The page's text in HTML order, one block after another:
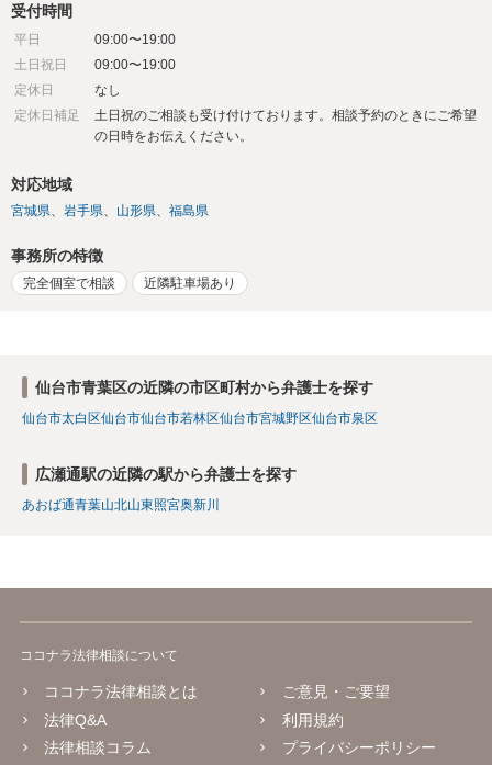
受付時間
平日
09:00〜19:00
土日祝日
09:00〜19:00
定休日
なし
定休日補足
土日祝のご相談も受け付けております。相談予約のときにご希望
の日時をお伝えください。
対応地域
宮城県 岩手県 山形県 福島県
事務所の特徴
完全個室で相談 近隣駐車場あり
仙台市青葉区の近隣の市区町村から弁護士を探す
仙台市太白区仙台市仙台市若林区仙台市宮城野区仙台市泉区
広瀬通駅の近隣の駅から弁護士を探す
あおば通青葉山北山東照宮奥新川
ココナラ法律相談について
ココナラ法律相談とは
法律Q&A
法律相談コラム
ご意見・ご要望
利用規約
プライバシーポリシー